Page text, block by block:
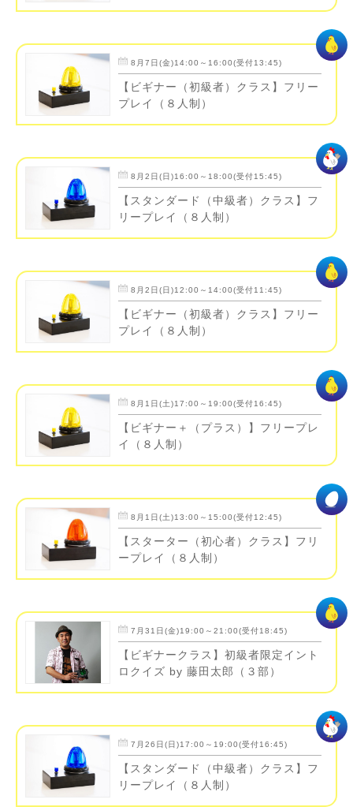
8月7日(金)14:00～16:00(受付13:45)
【ビギナー（初級者）クラス】フリー
プレイ（８人制）
8月2日(日)16:00～18:00(受付15:45)
【スタンダード（中級者）クラス】フ
リープレイ（８人制）
8月2日(日)12:00～14:00(受付11:45)
【ビギナー（初級者）クラス】フリー
プレイ（８人制）
8月1日(土)17:00～19:00(受付16:45)
【ビギナー＋（プラス）】フリープレ
イ（８人制）
8月1日(土)13:00～15:00(受付12:45)
【スターター（初心者）クラス】フリ
ープレイ（８人制）
7月31日(金)19:00～21:00(受付18:45)
【ビギナークラス】初級者限定イント
ロクイズ by 藤田太郎（３部）
7月26日(日)17:00～19:00(受付16:45)
【スタンダード（中級者）クラス】フ
リープレイ（８人制）